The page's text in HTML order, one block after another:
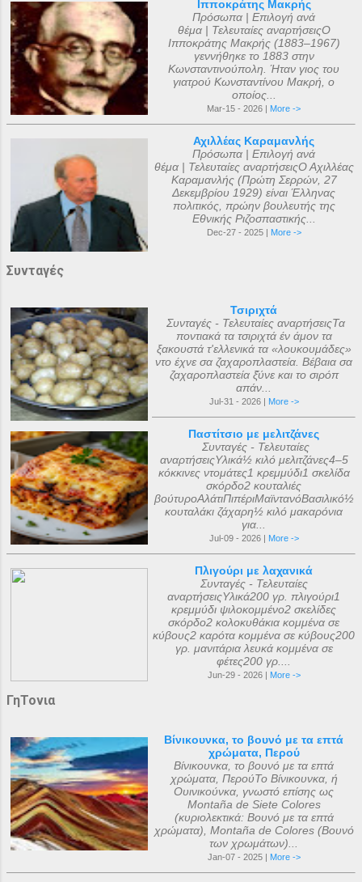
Ιπποκράτης Μακρής
Πρόσωπα | Επιλογή ανά
θέμα | Τελευταίες αναρτήσειςΟ
Ιπποκράτης Μακρής (1883–1967)
γεννήθηκε το 1883 στην
Κωνσταντινούπολη. Ήταν γιος του
γιατρού Κωνσταντίνου Μακρή, ο
οποίος...
Mar-15 - 2026 | More ->
Αχιλλέας Καραμανλής
Πρόσωπα | Επιλογή ανά
θέμα | Τελευταίες αναρτήσειςΟ Αχιλλέας
Καραμανλής (Πρώτη Σερρών, 27
Δεκεμβρίου 1929) είναι Έλληνας
πολιτικός, πρώην βουλευτής της
Εθνικής Ριζοσπαστικής...
Dec-27 - 2025 | More ->
Συνταγές
Τσιριχτά
Συνταγές - Τελευταίες αναρτήσειςΤα
ποντιακά τα τσιριχτά έν άμον τα
ξακουστά τ'ελλενικά τα «λουκουμάδες»
ντο έχνε σα ζαχαροπλαστεία. Βέβαια σα
ζαχαροπλαστεία ξ̌ύνε και το σιρόπ
απάν...
Jul-31 - 2026 | More ->
Παστίτσιο με μελιτζάνες
Συνταγές - Τελευταίες
αναρτήσειςΥλικά½ κιλό μελιτζάνες4–5
κόκκινες ντομάτες1 κρεμμύδι1 σκελίδα
σκόρδο2 κουταλιές
βούτυροΑλάτιΠιπέριΜαϊντανόΒασιλικό½
κουταλάκι ζάχαρη½ κιλό μακαρόνια
για...
Jul-09 - 2026 | More ->
Πλιγούρι με λαχανικά
Συνταγές - Τελευταίες
αναρτήσειςΥλικά200 γρ. πλιγούρι1
κρεμμύδι ψιλοκομμένο2 σκελίδες
σκόρδο2 κολοκυθάκια κομμένα σε
κύβους2 καρότα κομμένα σε κύβους200
γρ. μανιτάρια λευκά κομμένα σε
φέτες200 γρ....
Jun-29 - 2026 | More ->
ΓηΤονια
Βίνικουνκα, το βουνό με τα επτά
χρώματα, Περού
Βίνικουνκα, το βουνό με τα επτά
χρώματα, ΠερούΤο Βίνικουνκα, ή
Ουινικούνκα, γνωστό επίσης ως
Montaña de Siete Colores
(κυριολεκτικά: Βουνό με τα επτά
χρώματα), Montaña de Colores (Βουνό
των χρωμάτων)...
Jan-07 - 2025 | More ->